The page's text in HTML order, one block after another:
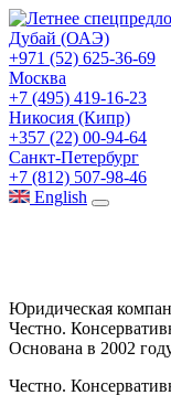
Дубай (ОАЭ)
+971 (52) 625-36-69
Москва
+7 (495) 419-16-23
Никосия (Кипр)
+357 (22) 00-94-64
Санкт-Петербург
+7 (812) 507-98-46
English
Юридическая
Честно.
Основана в 2002
Честно.